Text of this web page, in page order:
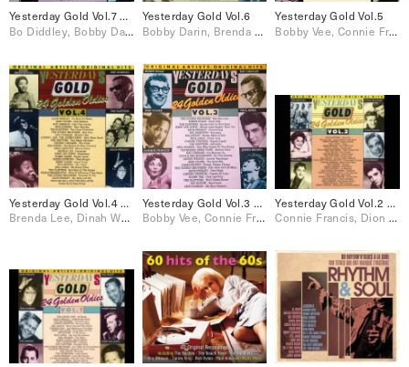
Yesterday Gold Vol.7 – 24 Golden Oldies
Bo Diddley, Bobby Darin, Connie Francis, Jackie Wilson, Little Richard, Ray Charles, Ricky Nelson, Sam Cooke, The Everly Brothers, The Platters
Yesterday Gold Vol.6
Bobby Darin, Brenda Lee, Connie Francis, Dion & The Belmonts, Frankie Avalon, Jerry Lee Lewis, Johnnie Ray, Little Richard, Paul Anka, Ricky Nelson, Roy Orbison, Sam Cooke, The Drifters, The Everly Brothers, The Platters
Yesterday Gold Vol.5
Bobby Vee, Connie Francis, Dion, Dion & The Belmonts, Elvis Presley, Jerry Lee Lewis, Johnny Cash, Johnny Tillotson, Neil Sedaka, Ray Charles, Sam Cooke, The Drifters, The Everly Brothers, The Platters
Yesterday Gold Vol.4 – 24 Golden Oldies
Brenda Lee, Dinah Washington, Elvis Presley, Jerry Lee Lewis, Neil Sedaka, Paul Anka, Ray Charles, Roy Orbison, Sam Cooke, The Drifters, The Everly Brothers, The Platters
Yesterday Gold Vol.3 – 24 Golden Oldies
Bobby Vee, Connie Francis, Dion & The Belmonts, Elvis Presley, Jackie Wilson, James Brown, Jerry Lee Lewis, Johnny Preston, Neil Sedaka, Paul Anka, Ray Charles, Sam Cooke, The Drifters, The Everly Brothers, The Platters
Yesterday Gold Vol.2 – 24 Golden Oldies
Connie Francis, Dion & The Belmonts, Eddie Cochran, Elvis Presley, Gene Vincent, Jackie Wilson, Paul Anka, The Drifters, The Everly Brothers, The Platters